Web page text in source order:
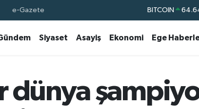
e-Gazete DOLAR
BİST100
BITCOIN
Siyaset Asayiş Ekonomi Ege
dünya